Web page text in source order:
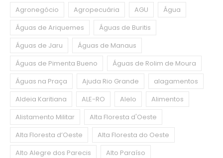
Agronegócio
Agropecuária AGU
Água
Águas de Ariquemes
Águas de Buritis
Águas de Jaru
Águas de Manaus
Águas de Pimenta Bueno
Águas de Rolim de Moura
Águas na Praça
Ajuda Rio Grande
alagamentos
Aldeia Karitiana
ALE-RO Alelo
Alimentos
Alistamento Militar
Alta Floresta d'Oeste
Alta Floresta d’Oeste
Alta Floresta do Oeste
Alto Alegre dos Parecis
Alto Paraíso